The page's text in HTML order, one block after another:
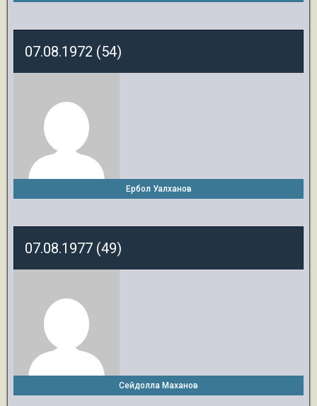
07.08.1972 (54)
Ербол Уалханов
07.08.1977 (49)
Сейдолла Маханов